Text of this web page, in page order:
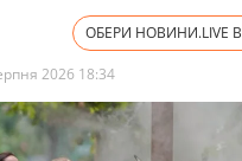
ОБЕРИ НОВИНИ.LIVE В
2026 18:34